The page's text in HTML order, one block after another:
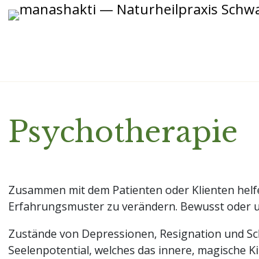
Psychotherapie
Zusammen mit dem Patienten oder Klienten
Erfahrungsmuster zu verändern. Bewusst
Zustände von Depressionen, Resignation und
Seelenpotential, welches das innere, magische